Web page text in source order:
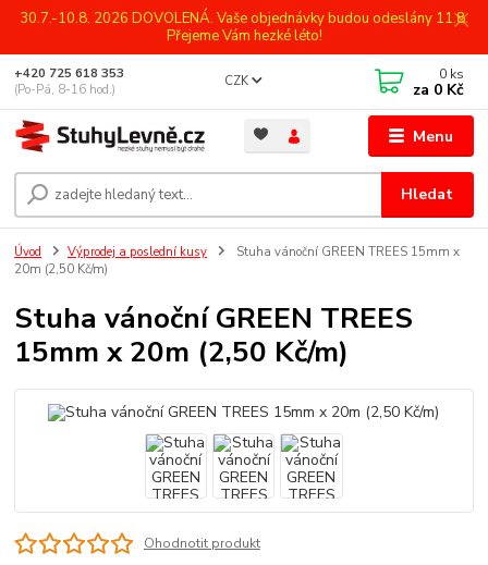
30.7.-10.8. 2026 DOVOLENÁ. Vaše objednávky budou odeslány 11.8.
Přejeme Vám hezké léto!
Menu
CZK
Hledat
+420 725 618 353
(Po-Pá, 8-16 hod.)
0 ks
za 0 Kč
Úvod Výprodej a poslední kusy
Stuha vánoční GREEN TREES 15mm x
20m (2,50 Kč/m)
Stuha vánoční GREEN TREES
15mm x 20m (2,50 Kč/m)
Ohodnotit produkt